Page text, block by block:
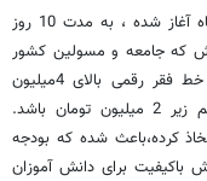
ابراهیمی اضافه کرد: این چالش که از بیستم تیرماه آغاز شده ، به مدت 10 روز
که جامعه و مسولین کشور
را مخاطب قرار داده این است که بگویند، وقتی خط فقر رقمی بالای 4میلیون
تومان است این بی عدالتی است که حقوق معلم زیر 2 میلیون تومان باشد.
کرده،باعث شده که بودجه
باکیفیت برای دانش آموزان